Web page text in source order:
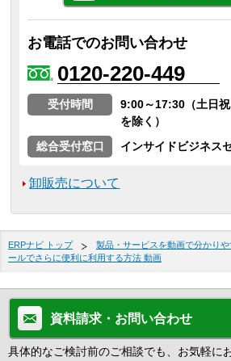
お電話でのお問い合わせ
0120-220-449
受付時間
9:00～17:30（土日
を除く）
総合受付窓口
インサイドビジネス
卸販売について
ERPナビ トップ 製品・サービスを動画で分かりや
ールでさらに便利に利用する方法 動画
資料請求・お問い合わせ
具体的なご検討前のご相談でも、お気軽に